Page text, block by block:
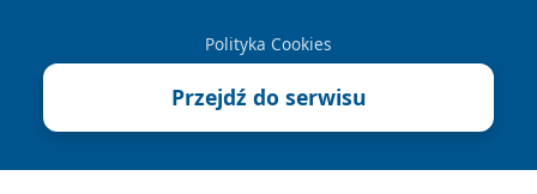
Polityka Cookies
Przejdź do serwisu